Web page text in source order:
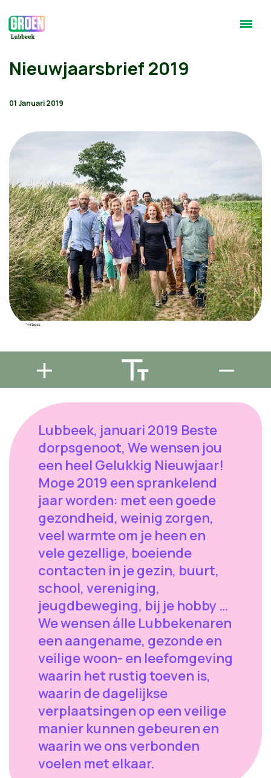
Nieuwjaarsbrief 2019
01 Januari 2019
Lubbeek, januari 2019 Beste
dorpsgenoot, We wensen jou
een heel Gelukkig Nieuwjaar!
Moge 2019 een sprankelend
jaar worden: met een goede
gezondheid, weinig zorgen,
veel warmte om je heen en
vele gezellige, boeiende
contacten in je gezin, buurt,
school, vereniging,
jeugdbeweging, bij je hobby …
We wensen álle Lubbekenaren
een aangename, gezonde en
veilige woon- en leefomgeving
waarin het rustig toeven is,
waarin de dagelijkse
verplaatsingen op een veilige
manier kunnen gebeuren en
waarin we ons verbonden
voelen met elkaar.